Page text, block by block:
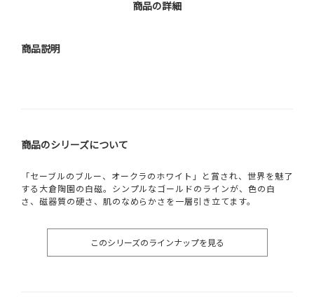
商品の詳細
商品説明
商品のシリーズについて
「セーブルのブルー、オークラのホワイト」と賞され、世界を魅了
する大倉陶園の白磁。シンプルなゴールドのラインが、色の白
さ、磁器質の硬さ、肌のなめらかさを一層引き立てます。
このシリーズのラインナップを見る